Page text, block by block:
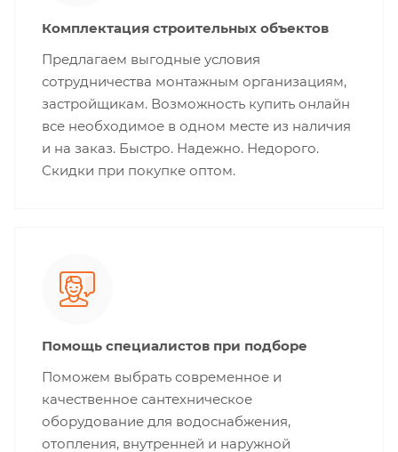
Комплектация строительных объектов
Предлагаем выгодные условия
сотрудничества монтажным организациям,
застройщикам. Возможность купить онлайн
все необходимое в одном месте из наличия
и на заказ. Быстро. Надежно. Недорого.
Скидки при покупке оптом.
Помощь специалистов при подборе
Поможем выбрать современное и
качественное сантехническое
оборудование для водоснабжения,
отопления, внутренней и наружной